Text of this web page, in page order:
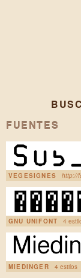
FUENTES
VEGESIGNES http://
GNU UNIFONT 4
MIEDINGER 4 estilos